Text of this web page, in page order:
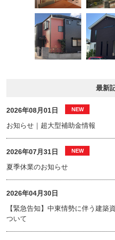
最新
2026年08月01日
お知らせ｜超大型補助金情報
2026年07月31日
夏季休業のお知らせ
2026年04月30日
【緊急告知】中東情勢に伴う建築
ついて